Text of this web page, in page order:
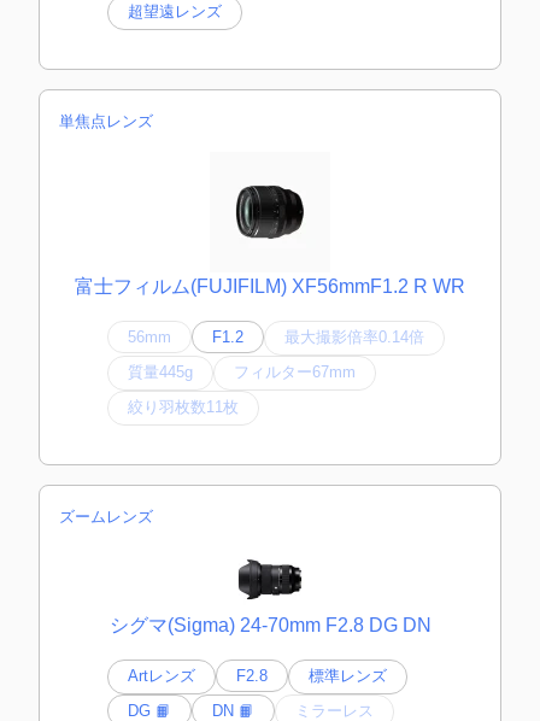
超望遠レンズ
単焦点レンズ
富士フィルム(FUJIFILM) XF56mmF1.2 R WR
56mm F1.2
最大撮影倍率0.14倍
質量445g
フィルター67mm
絞り羽枚数11枚
ズームレンズ
シグマ(Sigma) 24-70mm F2.8 DG DN
Artレンズ F2.8
標準レンズ
DG 📙
DN 📙
ミラーレス